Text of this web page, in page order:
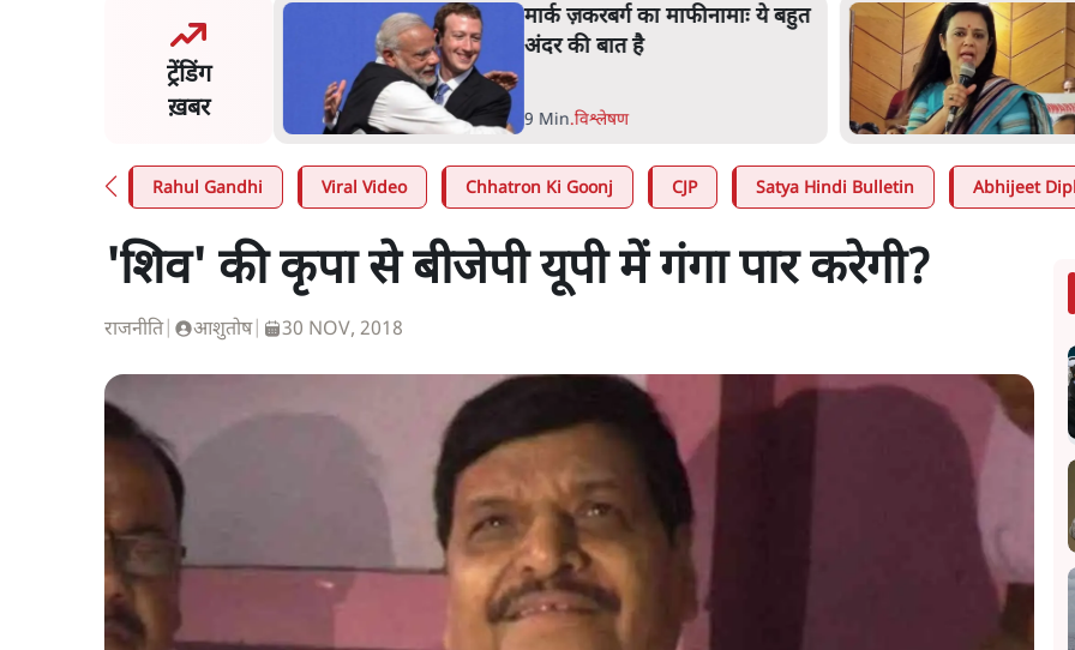
ट्रेंडिंग
ख़बर
मोदी ‘गॉडफादर’ भागवत
Z पर सलाह मानेंः अभिजीत
मार्क ज़करबर्ग का माफीनामाः ये बहुत
अंदर की बात है
9 Min.विश्लेषण
Rahul Gandhi Viral Video Chhatron Ki Goonj CJP Satya Hindi Bulletin Abhijeet
'शिव' की कृपा से बीजेपी यूपी में गंगा पार करेगी?
राजनीति| आशुतोष| 30 NOV, 2018